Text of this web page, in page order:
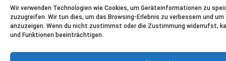
Wir verwenden Technologien wie Cookies, um Geräteinformationen zu
zuzugreifen. Wir tun dies, um das Browsing-Erlebnis zu verbessern und
anzuzeigen. Wenn du nicht zustimmst oder die Zustimmung widerrufst,
und Funktionen beeinträchtigen.